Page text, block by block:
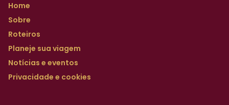
Home
Sobre
Roteiros
Planeje sua viagem
Notícias e eventos
Privacidade e cookies